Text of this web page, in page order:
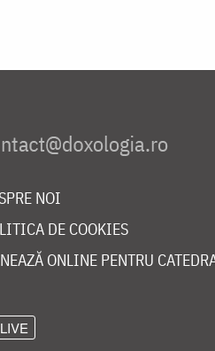
NOI
DE COOKIES
ONLINE PENTRU
LIVE